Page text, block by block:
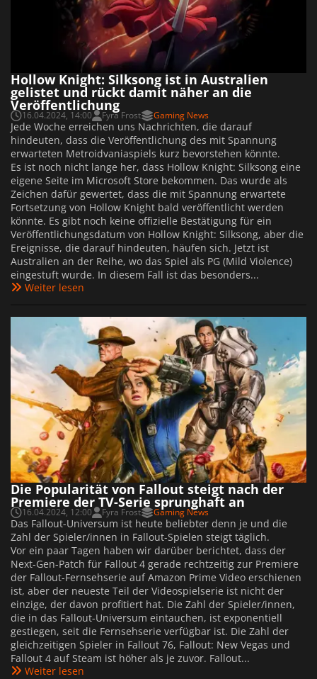
Hollow Knight: Silksong ist in Australien
gelistet und rückt damit näher an die
Veröffentlichung
16.04.2024, 14:00 Fyra Frost Gaming News
Jede Woche erreichen uns Nachrichten, die darauf
hindeuten, dass die Veröffentlichung des mit Spannung
erwarteten Metroidvaniaspiels kurz bevorstehen könnte.
Es ist noch nicht lange her, dass Hollow Knight: Silksong eine
eigene Seite im Microsoft Store bekommen. Das wurde als
Zeichen dafür gewertet, dass die mit Spannung erwartete
Fortsetzung von Hollow Knight bald veröffentlicht werden
könnte. Es gibt noch keine offizielle Bestätigung für ein
Veröffentlichungsdatum von Hollow Knight: Silksong, aber die
Ereignisse, die darauf hindeuten, häufen sich. Jetzt ist
Australien an der Reihe, wo das Spiel als PG (Mild Violence)
eingestuft wurde. In diesem Fall ist das besonders...
Weiter lesen
Die Popularität von Fallout steigt nach der
Premiere der TV-Serie sprunghaft an
16.04.2024, 12:00 Fyra Frost Gaming News
Das Fallout-Universum ist heute beliebter denn je und die
Zahl der Spieler/innen in Fallout-Spielen steigt täglich.
Vor ein paar Tagen haben wir darüber berichtet, dass der
Next-Gen-Patch für Fallout 4 gerade rechtzeitig zur Premiere
der Fallout-Fernsehserie auf Amazon Prime Video erschienen
ist, aber der neueste Teil der Videospielserie ist nicht der
einzige, der davon profitiert hat. Die Zahl der Spieler/innen,
die in das Fallout-Universum eintauchen, ist exponentiell
gestiegen, seit die Fernsehserie verfügbar ist. Die Zahl der
gleichzeitigen Spieler in Fallout 76, Fallout: New Vegas und
Fallout 4 auf Steam ist höher als je zuvor. Fallout...
Weiter lesen